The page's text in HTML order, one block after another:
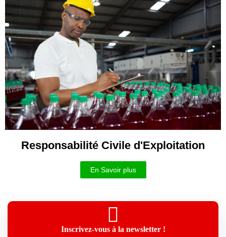
Responsabilité Civile d'Exploitation
En Savoir plus
Inscrivez-vous à la newsletter !